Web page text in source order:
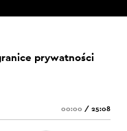
prywatności
00:00 / 25:08